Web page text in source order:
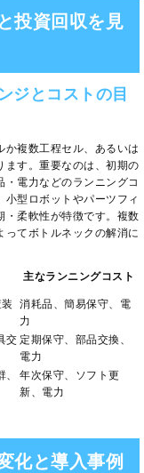
投資回収を見
ジとコストの目
複数工程セル、あるいは
ます。重要なのは、初期の
電力などのランニングコ
型ロボットやパーツフィ
・柔軟性が特徴です。複数
てボトルネックの解消に
主なランニングコスト
消耗品、簡易保守、電
力
交 定期保守、部品交換、
電力
年次保守、ソフト更
新、電力
化と導入事例